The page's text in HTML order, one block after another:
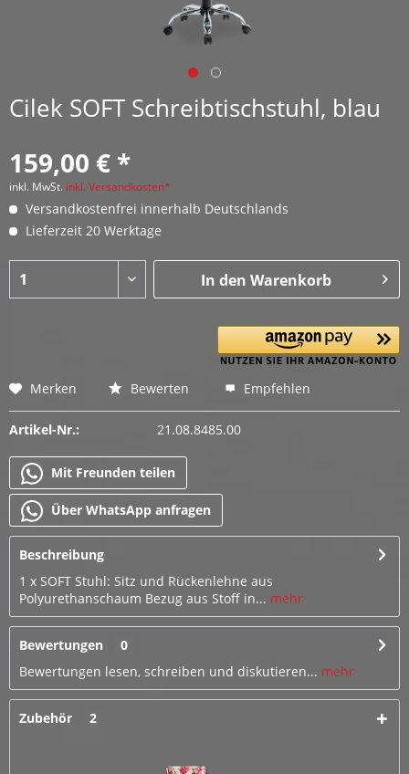
Cilek SOFT Schreibtischstuhl, blau
159,00 € *
inkl. MwSt. inkl. Versandkosten*
Versandkostenfrei innerhalb Deutschlands
Lieferzeit 20 Werktage
In den Warenkorb
Merken Bewerten Empfehlen
Artikel-Nr.: 21.08.8485.00
Mit Freunden teilen
Über WhatsApp anfragen
Beschreibung
1 x SOFT Stuhl: Sitz und Rückenlehne aus
Polyurethanschaum Bezug aus Stoff in... mehr
Bewertungen
0
Bewertungen lesen, schreiben und diskutieren... mehr
Zubehör 2